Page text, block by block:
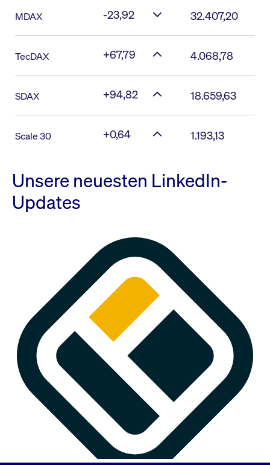
MDAX -23,92 32.407,20
TecDAX +67,79 4.068,78
SDAX +94,82 18.659,63
Scale 30 +0,64 1.193,13
Unsere neuesten LinkedIn-
Updates